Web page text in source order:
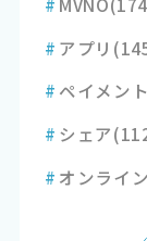
# アプリ
# ペイメン
# シェア
# オンライ